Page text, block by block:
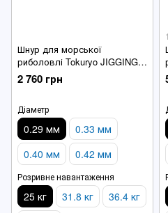
Шнур для морської
риболовлі Tokuryo JIGGING
PE x8 PE 4.0 300m Multicolor
2 760 грн
Діаметр
0.29 мм
0.33 мм
0.40 мм
0.42 мм
Розривне навантаження
25 кг 31.8 кг
36.4 кг
1